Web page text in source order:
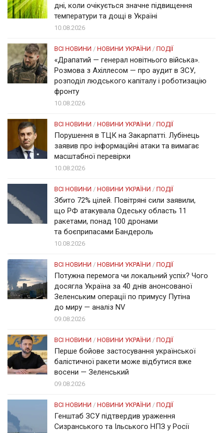
дні, коли очікується значне підвищення
температури та дощі в Україні
10.08.2026
ВСІ НОВИНИ / НОВИНИ УКРАЇНИ / ПОДІЇ
«Драпатий — генерал новітнього війська».
Розмова з Ахіллесом — про аудит в ЗСУ,
розподіл людського капіталу і роботизацію
фронту
10.08.2026
ВСІ НОВИНИ / НОВИНИ УКРАЇНИ / ПОДІЇ
Порушення в ТЦК на Закарпатті. Лубінець
заявив про інформаційні атаки та вимагає
масштабної перевірки
10.08.2026
ВСІ НОВИНИ / НОВИНИ УКРАЇНИ / ПОДІЇ
Збито 72% цілей. Повітряні сили заявили,
що РФ атакувала Одеську область 11
ракетами, понад 100 дронами
та боєприпасами Бандероль
10.08.2026
ВСІ НОВИНИ / НОВИНИ УКРАЇНИ / ПОДІЇ
Потужна перемога чи локальний успіх? Чого
досягла Україна за 40 днів анонсованої
Зеленським операції по примусу Путіна
до миру — аналіз NV
09.08.2026
ВСІ НОВИНИ / НОВИНИ УКРАЇНИ / ПОДІЇ
Перше бойове застосування української
балістичної ракети може відбутися вже
восени — Зеленський
09.08.2026
ВСІ НОВИНИ / НОВИНИ УКРАЇНИ / ПОДІЇ
Генштаб ЗСУ підтвердив ураження
Сизранського та Ільського НПЗ у Росії